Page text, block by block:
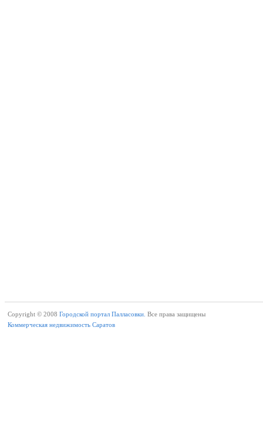
Copyright © 2008 Городской портал Палласовки. Все права защищены
Коммерческая недвижимость Саратов